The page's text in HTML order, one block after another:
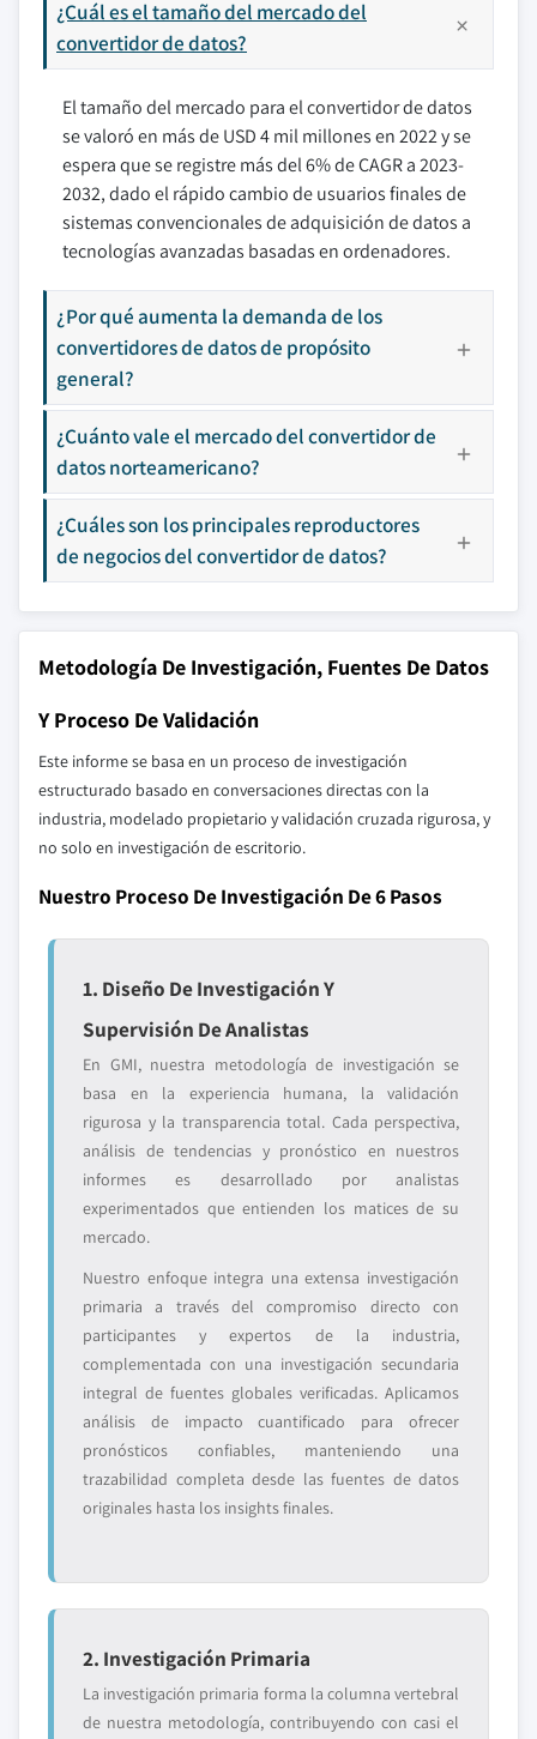
¿Cuál es el tamaño del mercado del
convertidor de datos?
El tamaño del mercado para el convertidor de datos
se valoró en más de USD 4 mil millones en 2022 y se
espera que se registre más del 6% de CAGR a 2023-
2032, dado el rápido cambio de usuarios finales de
sistemas convencionales de adquisición de datos a
tecnologías avanzadas basadas en ordenadores.
¿Por qué aumenta la demanda de los
convertidores de datos de propósito
general?
¿Cuánto vale el mercado del convertidor de
datos norteamericano?
¿Cuáles son los principales reproductores
de negocios del convertidor de datos?
Metodología De Investigación, Fuentes De Datos
Y Proceso De Validación
Este informe se basa en un proceso de investigación
estructurado basado en conversaciones directas con la
industria, modelado propietario y validación cruzada rigurosa, y
no solo en investigación de escritorio.
Nuestro Proceso De Investigación De 6 Pasos
1. Diseño De Investigación Y
Supervisión De Analistas
En GMI, nuestra metodología de investigación se
basa en la experiencia humana, la validación
rigurosa y la transparencia total. Cada perspectiva,
análisis de tendencias y pronóstico en nuestros
informes es desarrollado por analistas
experimentados que entienden los matices de su
mercado.
Nuestro enfoque integra una extensa investigación
primaria a través del compromiso directo con
participantes y expertos de la industria,
complementada con una investigación secundaria
integral de fuentes globales verificadas. Aplicamos
análisis de impacto cuantificado para ofrecer
pronósticos confiables, manteniendo una
trazabilidad completa desde las fuentes de datos
originales hasta los insights finales.
2. Investigación Primaria
La investigación primaria forma la columna vertebral
de nuestra metodología, contribuyendo con casi el